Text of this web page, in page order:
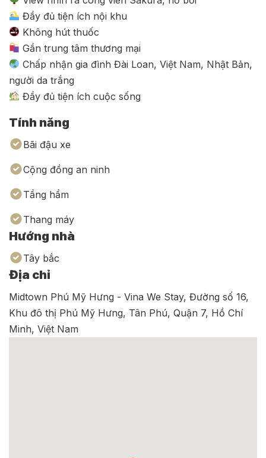
Đầy đủ tiện ích nội khu
Không hút thuốc
Gần trung tâm thương mại
Chấp nhận gia đình Đài Loan, Việt Nam, Nhật Bản,
người da trắng
Đầy đủ tiện ích cuộc sống
Tính năng
Bãi đậu xe
Cộng đồng an ninh
Tầng hầm
Thang máy
Hướng nhà
Tây bắc
Địa chỉ
Midtown Phú Mỹ Hưng - Vina We Stay, Đường số 16,
Khu đô thị Phú Mỹ Hưng, Tân Phú, Quận 7, Hồ Chí
Minh, Việt Nam